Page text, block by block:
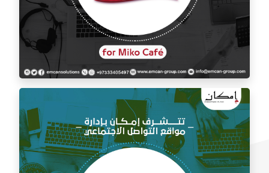
إدارة السوشيال ميديا لمقهى ميكو كافيه